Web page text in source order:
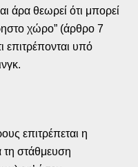
άρα θεωρεί ότι μπορεί
χώρο” (άρθρο 7
υπό
επιτρέπεται η
στάθμευση